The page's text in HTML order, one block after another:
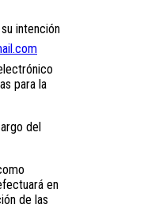
intención
para la
del
en
de las